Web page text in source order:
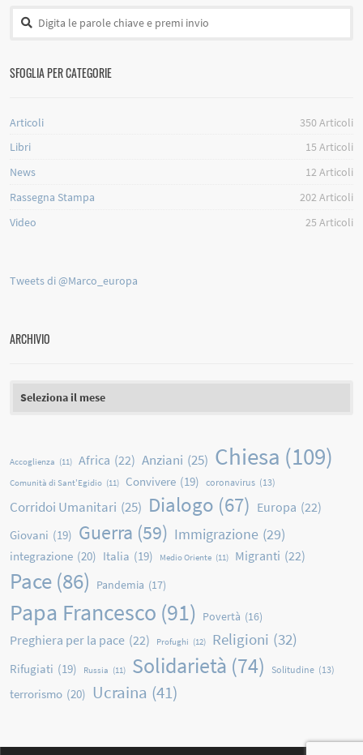
SFOGLIA PER CATEGORIE
Articoli 350Articoli
Libri
15 Articoli
News
12Articoli
Rassegna Stampa
202Articoli
Video
25 Articoli
Tweets di @Marco_europa
ARCHIVIO
Accoglienza (11) Africa (22) Anziani (25) Chiesa (109)
Comunità di Sant'Egidio (11) Convivere (19) coronavirus (13)
Corridoi Umanitari (25) Dialogo (67) Europa (22)
Giovani (19) Guerra (59) Immigrazione (29)
integrazione (20) Italia (19) Medio Oriente (11) Migranti (22)
Pace (86) Pandemia (17)
Papa Francesco (91) Povertà (16)
Preghiera per la pace (22) Profughi (12) Religioni (32)
Rifugiati (19) Russia (11) Solidarietà (74) Solitudine (13)
terrorismo (20) Ucraina (41)